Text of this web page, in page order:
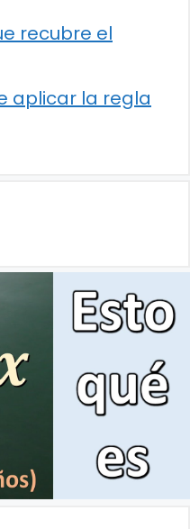
recubre el
aplicar la regla